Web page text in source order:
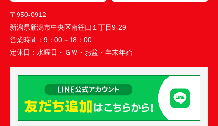
〒950-0912
新潟県新潟市中央区南笹口１丁目9-29
営業時間： 9：00～18：00
定休日： 水曜日・ＧＷ・お盆・年末年始